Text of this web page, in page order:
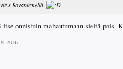
Rovaniemellä.
itse onnistuin raahautumaan sieltä